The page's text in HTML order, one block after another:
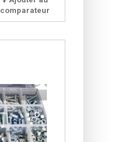
comparateur